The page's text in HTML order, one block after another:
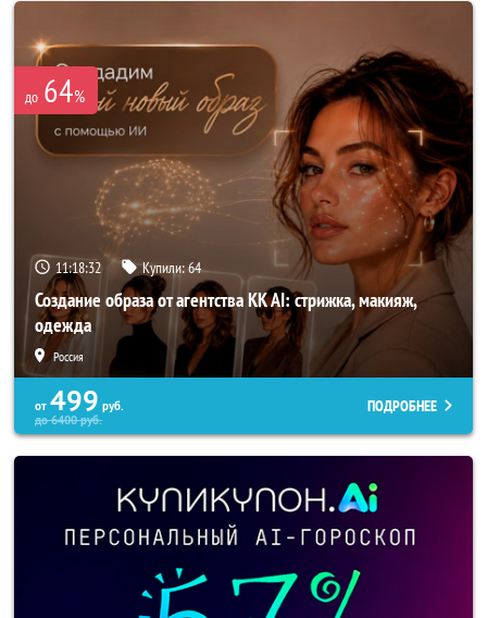
до 64%
11:18:30 Купили:64
Создание образа от агентства KK AI: стрижка, макияж,
одежда
Россия
от 499 руб.
до6400руб.
ПОДРОБНЕЕ